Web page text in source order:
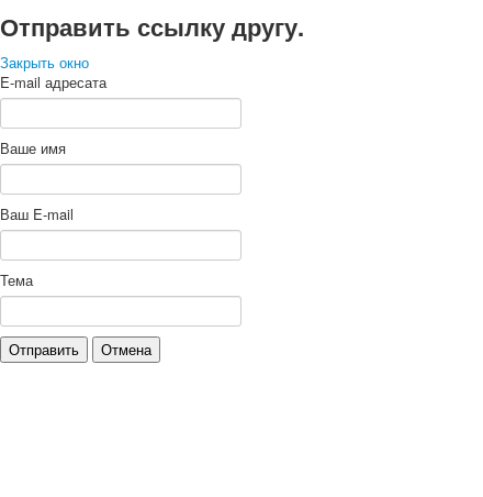
Отправить ссылку другу.
Закрыть окно
E-mail адресата
Ваше имя
Ваш E-mail
Тема
Отправить Отмена